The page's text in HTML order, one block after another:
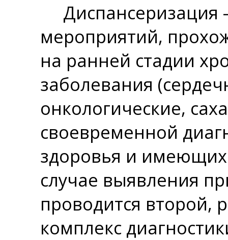
Диспансеризация
мероприятий,
на ранней стадии
заболевания
онкологические,
своевременной
здоровья и
случае выявления
проводится
комплекс